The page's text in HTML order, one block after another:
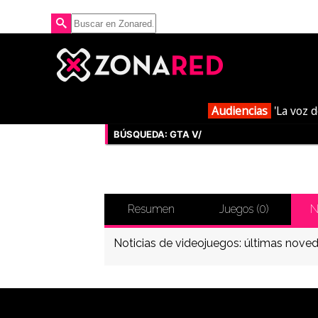
Audiencias 'La voz
BÚSQUEDA: GTA V/
Resumen Juegos (0)
Noticias de videojuegos: últimas